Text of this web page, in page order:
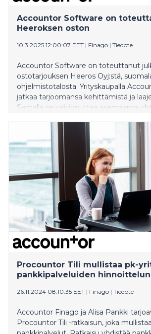
Accountor Software on
Heeroksen oston
10.3.2025 12:00:07 EET | Finago | Tiedote
Accountor Software on toteuttanut
ostotarjouksen Heeros Oyj:stä,
ohjelmistotalosta. Yrityskaupalla
jatkaa tarjoomansa kehittämistä ja
Samalla se vakiinnuttaa asemaansa
sekä enenevässä määrin myös
Procountor Tili mullistaa pk-
pankkipalveluiden hinnoittelun
26.11.2024 08:10:35 EET | Finago | Tiedote
Accountor Finago ja Alisa Pankki
Procountor Tili -ratkaisun, joka